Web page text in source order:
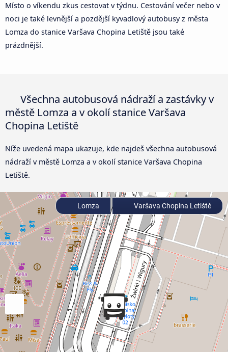
Místo o víkendu zkus cestovat v týdnu. Cestování večer nebo v
noci je také levnější a pozdější kyvadlový autobusy z města
Lomza do stanice Varšava Chopina Letiště jsou také
prázdnější.
Všechna autobusová nádraží a zastávky v
městě Lomza a v okolí stanice Varšava
Chopina Letiště
Níže uvedená mapa ukazuje, kde najdeš všechna autobusová
nádraží v městě Lomza a v okolí stanice Varšava Chopina
Letiště.
Lomza Varšava Chopina Letiště